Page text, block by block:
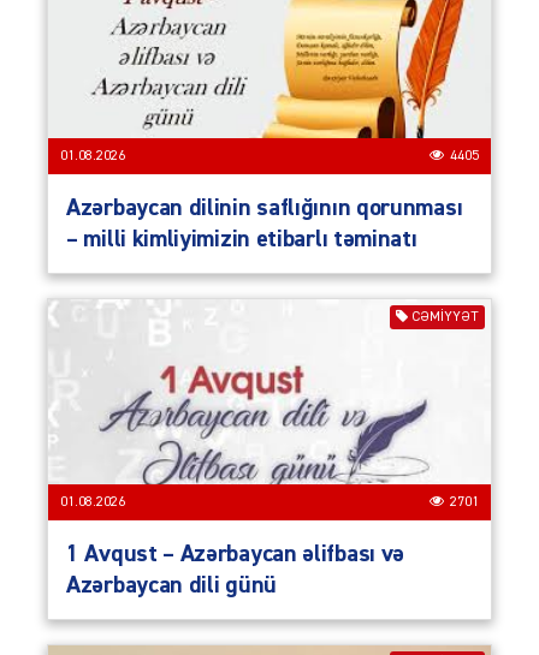
01.08.2026 4405
Azərbaycan dilinin saflığının qorunması
– milli kimliyimizin etibarlı təminatı
CƏMIYYƏT
01.08.2026 2701
1 Avqust – Azərbaycan əlifbası və
Azərbaycan dili günü